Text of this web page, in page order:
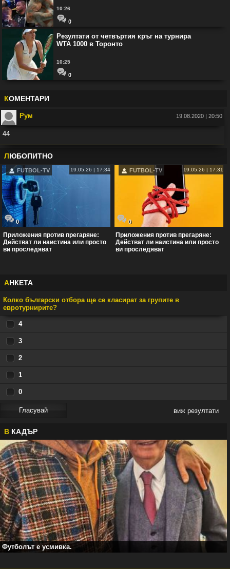
10:26
0
Резултати от четвъртия кръг на турнира
WTA 1000 в Торонто
10:25
0
КОМЕНТАРИ
Рум 19.08.2020 | 20:50
44
Във: Рио Фърдинанд: Джуд Белингам ще спечели Златната топка
ЛЮБОПИТНО
FUTBOL-TV 19.05.26 | 17:34
0
Приложения против прегаряне:
Действат ли наистина или просто
ви проследяват
FUTBOL-TV 19.05.26 | 17:31
0
Приложения против прегаряне:
Действат ли наистина или просто
ви проследяват
АНКЕТА
Колко български отбора ще се класират за групите в
евротурнирите?
4
3
2
1
0
виж резултати
В КАДЪР
Футболът е усмивка.